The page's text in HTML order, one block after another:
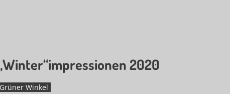
2020
Grüner Winkel